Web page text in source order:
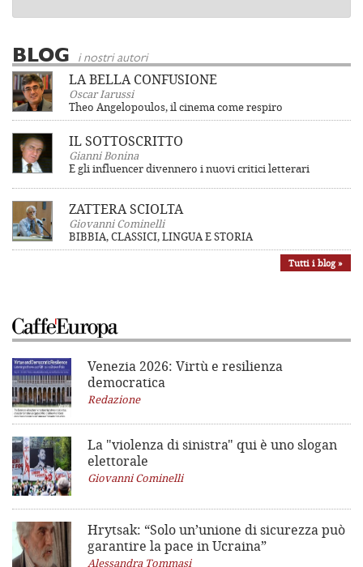
BLOG i nostri autori
LA BELLA CONFUSIONE
Oscar Iarussi
Theo Angelopoulos, il cinema come respiro
IL SOTTOSCRITTO
Gianni Bonina
E gli influencer divennero i nuovi critici letterari
ZATTERA SCIOLTA
Giovanni Cominelli
BIBBIA, CLASSICI, LINGUA E STORIA
Tutti i blog »
Venezia 2026: Virtù e resilienza
democratica
Redazione
La "violenza di sinistra" qui è uno slogan
elettorale
Giovanni Cominelli
Hrytsak: “Solo un’unione di sicurezza può
garantire la pace in Ucraina”
Alessandra Tommasi